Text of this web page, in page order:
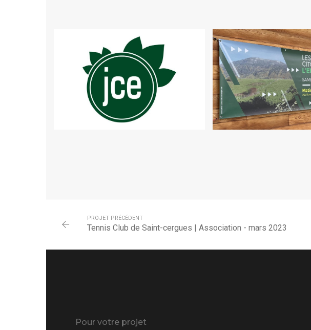
LOGO BANDEROLE
PROJET PRÉCÉDENT
Tennis Club de Saint-cergues | Association - mars 2023
Pour votre projet